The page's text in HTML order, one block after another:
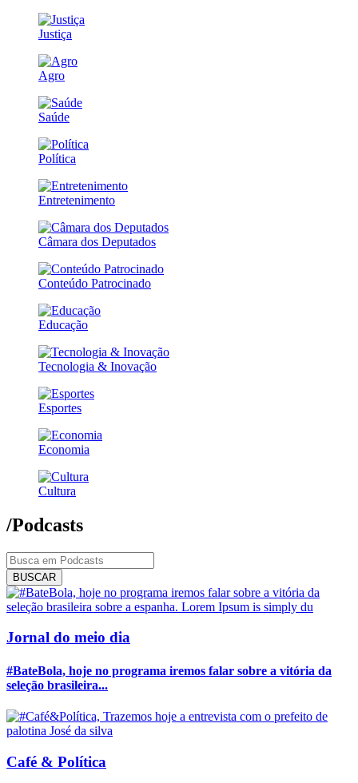
Justiça
Agro
Saúde
Política
Entretenimento
Câmara dos Deputados
Conteúdo Patrocinado
Educação
Tecnologia & Inovação
Esportes
Economia
Cultura
/Podcasts
BUSCAR
Jornal do meio dia
#BateBola, hoje no programa iremos falar sobre a vitória da
seleção brasileira...
Café & Política